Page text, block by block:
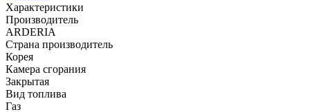
Характеристики
Производитель
ARDERIA
Страна производитель
Корея
Камера сгорания
Закрытая
Вид топлива
Газ